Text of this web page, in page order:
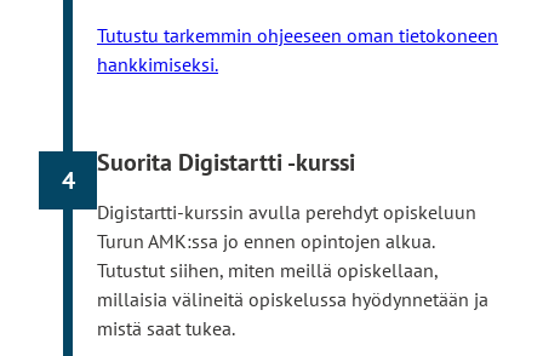
Tutustu tarkemmin ohjeeseen oman tietokoneen
hankkimiseksi.
4
Suorita Digistartti -kurssi
Digistartti-kurssin avulla perehdyt opiskeluun
Turun AMK:ssa jo ennen opintojen alkua.
Tutustut siihen, miten meillä opiskellaan,
millaisia välineitä opiskelussa hyödynnetään ja
mistä saat tukea.